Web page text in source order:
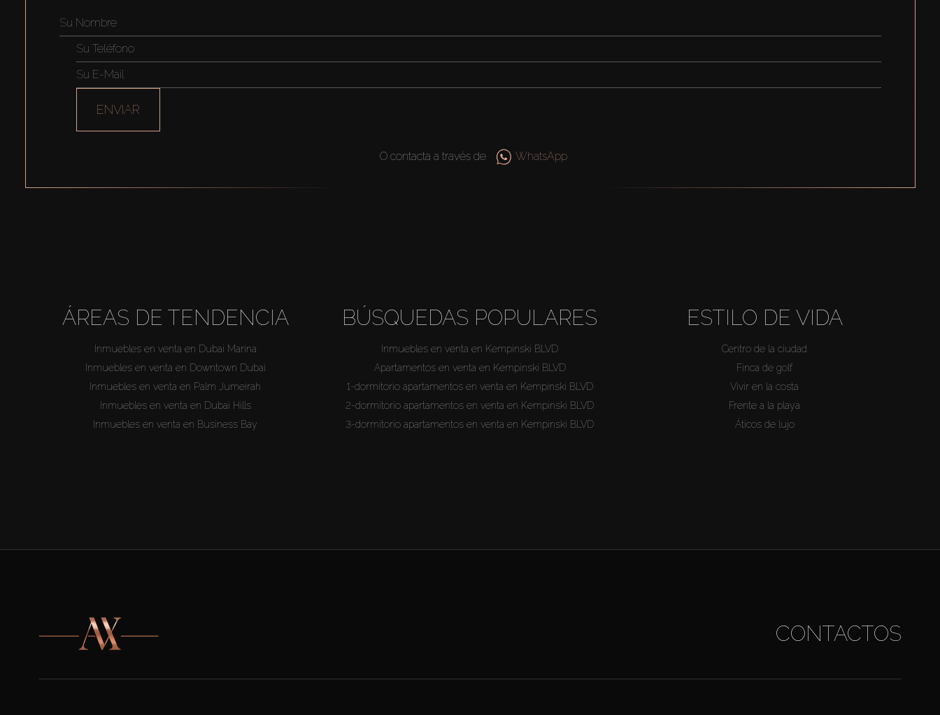
ENVIAR
O contacta a través de WhatsApp
ÁREAS DE TENDENCIA
Inmuebles en venta en Dubai Marina
Inmuebles en venta en Downtown Dubai
Inmuebles en venta en Palm Jumeirah
Inmuebles en venta en Dubai Hills
Inmuebles en venta en Business Bay
BÚSQUEDAS POPULARES
Inmuebles en venta en Kempinski BLVD
Apartamentos en venta en Kempinski BLVD
1-dormitorio apartamentos en venta en Kempinski BLVD
2-dormitorio apartamentos en venta en Kempinski BLVD
3-dormitorio apartamentos en venta en Kempinski BLVD
ESTILO DE VIDA
Centro de la ciudad
Finca de golf
Vivir en la costa
Frente a la playa
Áticos de lujo
CONTACTOS